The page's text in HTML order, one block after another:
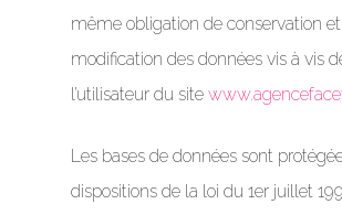
même obligation de conservation
modification des données vis à vis
l’utilisateur du site
Les bases de données sont
dispositions de la loi du 1er juillet